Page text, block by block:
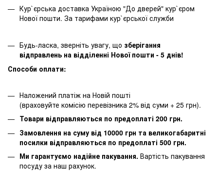
Кур`єрська доставка Україною "До дверей" кур`єром
Нової пошти. За тарифами кур`єрської служби
Будь-ласка, зверніть увагу, що зберігання
відправлень на відділенні Нової пошти - 5 днів!
Способи оплати:
Наложений платіж на Новій пошті
(враховуйте комісію перевізника 2% від суми + 25 грн).
Товари відправляються по предоплаті 200 грн.
Замовлення на суму від 10000 грн та великогабаритні
посилки відправляються по предоплаті 500 грн.
Ми гарантуємо надійне пакування. Вартість пакування
посуду за наш рахунок.